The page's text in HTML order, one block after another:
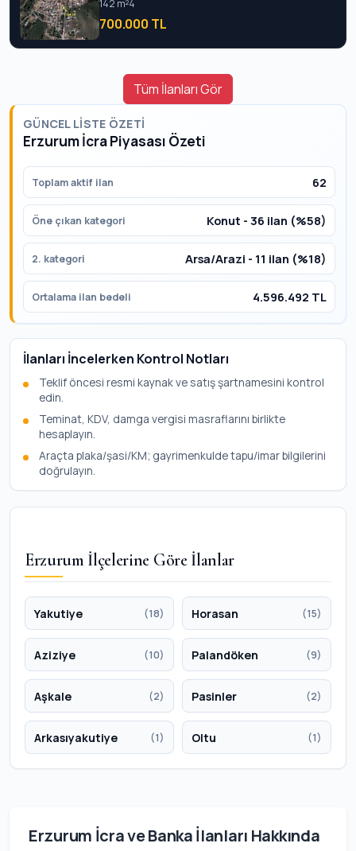
142 m²4
700.000 TL
Tüm İlanları Gör
GÜNCEL LISTE ÖZETI
Erzurum İcra Piyasası Özeti
Toplam aktif ilan 62
Öne çıkan kategori Konut - 36 ilan (%58)
2. kategori Arsa/Arazi - 11 ilan (%18)
Ortalama ilan bedeli 4.596.492 TL
İlanları İncelerken Kontrol Notları
Teklif öncesi resmi kaynak ve satış şartnamesini kontrol
edin.
Teminat, KDV, damga vergisi masraflarını birlikte
hesaplayın.
Araçta plaka/şasi/KM; gayrimenkulde tapu/imar bilgilerini
doğrulayın.
Erzurum İlçelerine Göre İlanlar
Yakutiye (18) Horasan (15)
Aziziye (10) Palandöken (9)
Aşkale (2) Pasinler (2)
Arkasıyakutiye (1) Oltu (1)
Erzurum İcra ve Banka İlanları Hakkında